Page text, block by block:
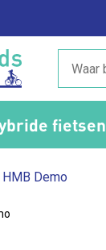
fietsen
HMB Demo